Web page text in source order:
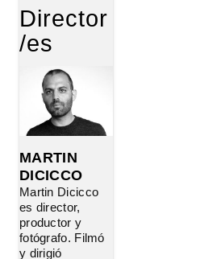
Director
/es
MARTIN
DICICCO
Martin Dicicco
es director,
productor y
fotógrafo. Filmó
y dirigió